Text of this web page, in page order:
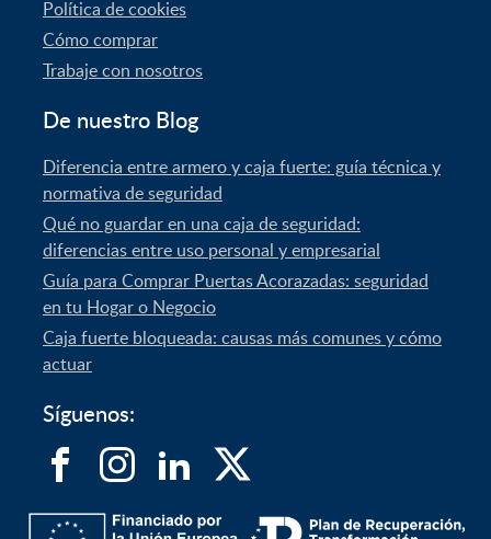
Política de cookies
Cómo comprar
Trabaje con nosotros
De nuestro Blog
Diferencia entre armero y caja fuerte: guía técnica y
normativa de seguridad
Qué no guardar en una caja de seguridad:
diferencias entre uso personal y empresarial
Guía para Comprar Puertas Acorazadas: seguridad
en tu Hogar o Negocio
Caja fuerte bloqueada: causas más comunes y cómo
actuar
Síguenos: